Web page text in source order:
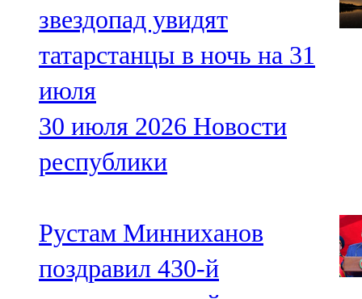
звездопад увидят
татарстанцы в ночь на 31
июля
30 июля 2026 Новости
республики
Рустам Минниханов
поздравил 430-й